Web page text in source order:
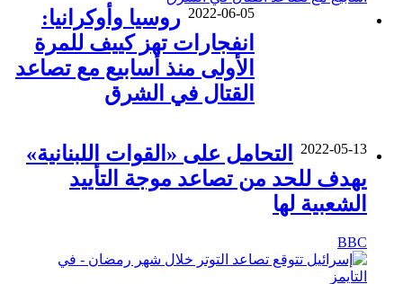
2022-06-05 روسيا وأوكرانيا:
انفجارات تهز كييف للمرة
الأولى منذ أسابيع مع تصاعد
القتال في الشرق
2022-05-13
التحامل على «القوات اللبنانية»
يهدف للحد من تصاعد موجة التأييد
الشعبية لها
BBC